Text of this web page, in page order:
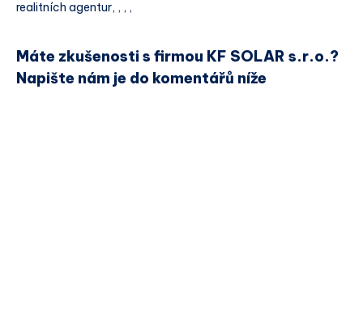
realitních agentur, , , ,
Máte zkušenosti s firmou KF SOLAR s.r.o.?
Napište nám je do komentářů níže